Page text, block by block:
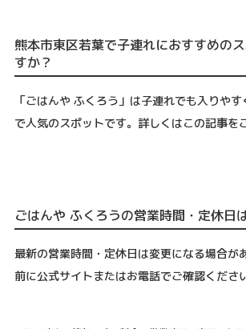
熊本市東区若葉で子連れにおすすめの
すか？
「ごはんや ふくろう」は子連れでも入りや
で人気のスポットです。詳しくはこの記事を
ごはんや ふくろうの営業時間・定休日
最新の営業時間・定休日は変更になる場合が
前に公式サイトまたはお電話でご確認ください